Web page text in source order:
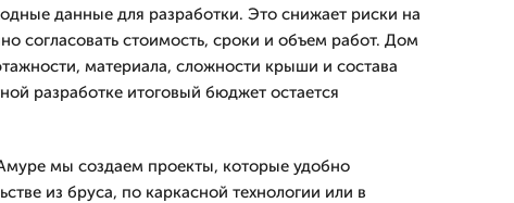
данные для разработки. Это снижает риски на
согласовать стоимость, сроки и объем работ. Дом
материала, сложности крыши и состава
разработке итоговый бюджет остается
мы создаем проекты, которые удобно
из бруса, по каркасной технологии или в